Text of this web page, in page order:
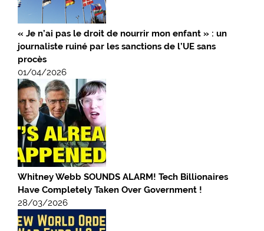
« Je n’ai pas le droit de nourrir mon enfant » : un
journaliste ruiné par les sanctions de l’UE sans
procès
01/04/2026
Whitney Webb SOUNDS ALARM! Tech Billionaires
Have Completely Taken Over Government !
28/03/2026